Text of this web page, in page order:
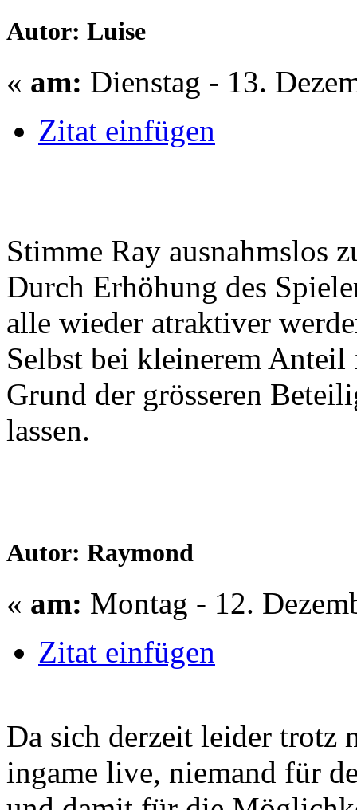
Autor: Luise
« am: Dienstag - 13.
Zitat einfügen
Stimme Ray ausnahmslos
Durch Erhöhung des
alle wieder atraktiver
Selbst bei kleinerem
Grund der grösseren
lassen.
Autor: Raymond
« am: Montag - 12.
Zitat einfügen
Da sich derzeit leider trotz
ingame live, niemand für